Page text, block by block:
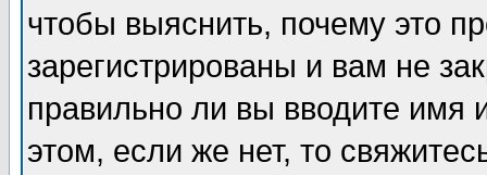
чтобы выяснить, почему это
зарегистрированы и вам не
правильно ли вы вводите
этом, если же нет, то